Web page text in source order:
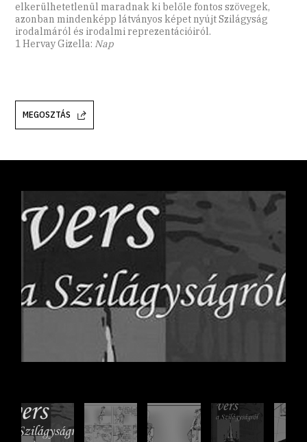
elkerülhetetlenül maradnak ki belőle fontos szövegek,
azonban mindenképp látványos képet nyújt Szilágyság
irodalmáról és irodalmi reprezentációiról.
1 Hervay Gizella: Nap
MEGOSZTÁS